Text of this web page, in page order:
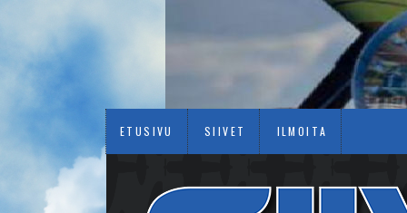
ETUSIVU SIIVET ILMOITA